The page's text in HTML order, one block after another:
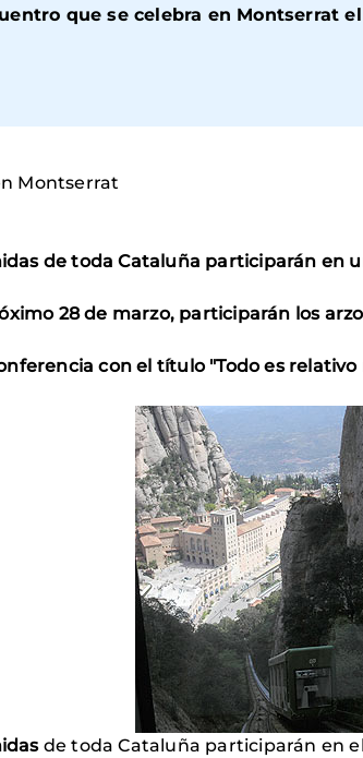
que se celebra en Montserrat
Montserrat
de toda Cataluña participarán en
28 de marzo, participarán los
con el título "Todo es relativo
de toda Cataluña participarán en